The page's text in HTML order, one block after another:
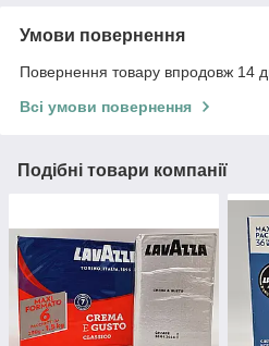
Умови повернення
Повернення товару впродовж 14
Всі умови повернення
Подібні товари компанії